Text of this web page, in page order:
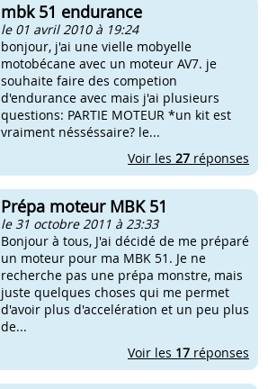
mbk 51 endurance
le 01 avril 2010 à 19:24
bonjour, j'ai une vielle mobyelle
motobécane avec un moteur AV7. je
souhaite faire des competion
d'endurance avec mais j'ai plusieurs
questions: PARTIE MOTEUR *un kit est
vraiment nésséssaire? le...
Voir les 27 réponses
Prépa moteur MBK 51
le 31 octobre 2011 à 23:33
Bonjour à tous, J'ai décidé de me préparé
un moteur pour ma MBK 51. Je ne
recherche pas une prépa monstre, mais
juste quelques choses qui me permet
d'avoir plus d'accelération et un peu plus
de...
Voir les 17 réponses